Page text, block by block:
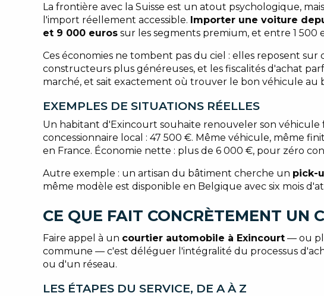
La frontière avec la Suisse est un atout psychologique,
l'import réellement accessible. Importer une voiture
et 9 000 euros sur les segments premium, et entre 1 500
Ces économies ne tombent pas du ciel : elles reposent
constructeurs plus généreuses, et les fiscalités d'achat
marché, et sait exactement où trouver le bon véhicule au
EXEMPLES DE SITUATIONS RÉELLES
Un habitant d'Exincourt souhaite renouveler son
concessionnaire local : 47 500 €. Même véhicule, même
en France. Économie nette : plus de 6 000 €, pour zéro
Autre exemple : un artisan du bâtiment cherche un pick-
même modèle est disponible en Belgique avec six mois
CE QUE FAIT CONCRÈTEMENT UN
Faire appel à un courtier automobile à Exincourt — ou
commune — c'est déléguer l'intégralité du processus
ou d'un réseau.
LES ÉTAPES DU SERVICE, DE A À Z